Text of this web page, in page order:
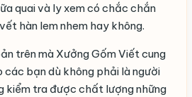
quai và ly xem có chắc chắn
hàn lem nhem hay không.
trên mà Xưởng Gốm Viết cung
bạn dù không phải là người
kiểm tra được chất lượng những